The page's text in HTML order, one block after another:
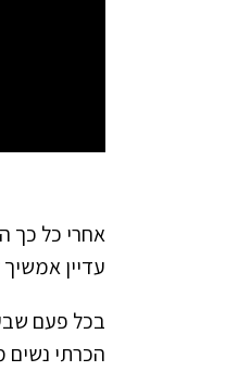
אחרי כל כך
עדיין
בכל פעם
הכרתי נשים